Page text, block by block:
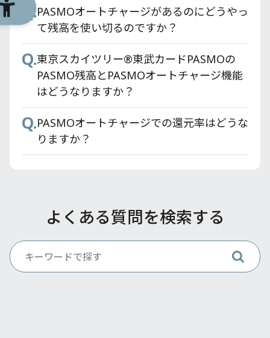
Q.PASMOオートチャージがあるのにどうやっ
て残高を使い切るのですか？
Q.東京スカイツリー®東武カードPASMOの
PASMO残高とPASMOオートチャージ機能
はどうなりますか？
Q.PASMOオートチャージでの還元率はどうな
りますか？
東武鉄道モバイル定期券はどのように購入
すればいいですか？
Q.東武カードの支払いでポイント付与の対象
東武カードアプリでどんなことができます
か？
Q.利用明細はどうすれば確認できますか？
店頭で分割払いをするにはどうすればよい
ですか？
Q.東武カードのETCスルーカードのお申し込
よくある質問を検索する